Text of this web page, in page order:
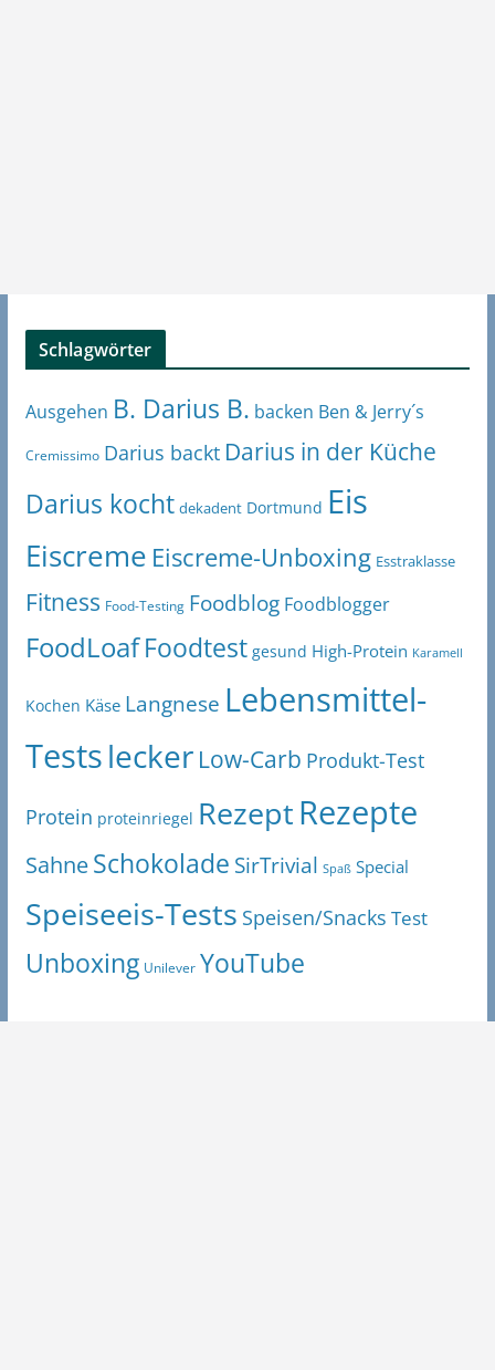
Schlagwörter
Ausgehen B. Darius B. backen Ben & Jerry´s
Cremissimo Darius backt Darius in der Küche
Darius kocht dekadent Dortmund Eis
Eiscreme Eiscreme-Unboxing Esstraklasse
Fitness Food-Testing Foodblog Foodblogger
FoodLoaf Foodtest gesund High-Protein Karamell
Kochen Käse Langnese Lebensmittel-
Testslecker Low-Carb Produkt-Test
Protein proteinriegel RezeptRezepte
SahneSchokolade SirTrivial Spaß Special
Speiseeis-Tests Speisen/Snacks Test
Unboxing Unilever YouTube